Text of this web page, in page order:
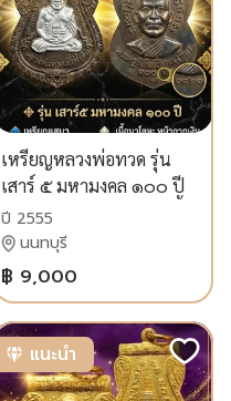
เหรียญหลวงพ่อทวด รุ่น
เสาร์ ๕ มหามงคล ๑๐๐ ปี
พระครูวิสัยโสภณ (ทิม) เนื้อ
นวโลหะ หน้ากากเงิน
หมายเลขโค้ด ๑๙๒๑
ปี 2555
นนทบุรี
฿ 9,000
แนะนำ